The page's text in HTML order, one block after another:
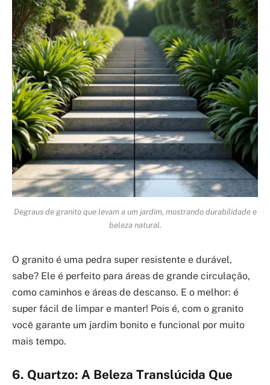
Degraus de granito que levam a um jardim, mostrando durabilidade e
beleza natural.
O granito é uma pedra super resistente e durável,
sabe? Ele é perfeito para áreas de grande circulação,
como caminhos e áreas de descanso. E o melhor: é
super fácil de limpar e manter! Pois é, com o granito
você garante um jardim bonito e funcional por muito
mais tempo.
6. Quartzo: A Beleza Translúcida Que